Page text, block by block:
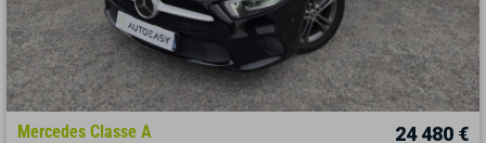
Mercedes Classe A 24 480 €